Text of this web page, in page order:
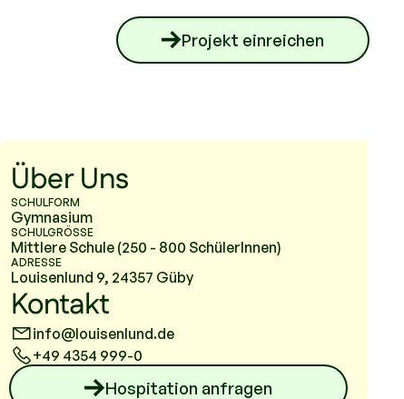
Projekt einreichen
Über Uns
SCHULFORM
Gymnasium
SCHULGRÖSSE
Mittlere Schule (250 - 800 SchülerInnen)
ADRESSE
Louisenlund 9, 24357 Güby
Kontakt
info@louisenlund.de
+49 4354 999-0
Hospitation anfragen